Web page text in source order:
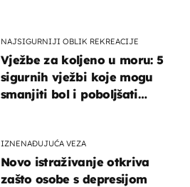
NAJSIGURNIJI OBLIK REKREACIJE
Vježbe za koljeno u moru: 5
sigurnih vježbi koje mogu
smanjiti bol i poboljšati
IZNENAĐUJUĆA VEZA
Novo istraživanje otkriva
zašto osobe s depresijom